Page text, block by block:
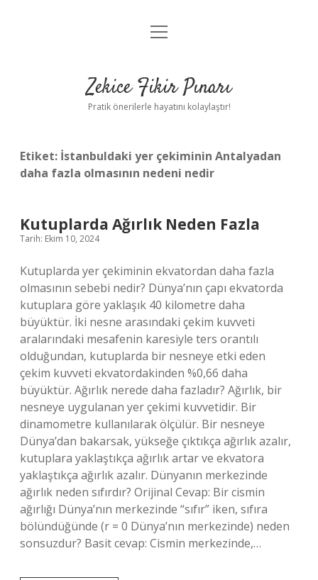
Anasayfa
Yasal Uyarı
menüyü
Zekice Fikir Pınarı
Pratik önerilerle hayatını kolaylaştır!
Etiket: İstanbuldaki yer çekiminin Antalyadan
daha fazla olmasının nedeni nedir
Kutuplarda Ağırlık Neden Fazla
Tarih: Ekim 10, 2024
Kutuplarda yer çekiminin ekvatordan daha fazla
olmasının sebebi nedir? Dünya’nın çapı ekvatorda
kutuplara göre yaklaşık 40 kilometre daha
büyüktür. İki nesne arasındaki çekim kuvveti
aralarındaki mesafenin karesiyle ters orantılı
olduğundan, kutuplarda bir nesneye etki eden
çekim kuvveti ekvatordakinden %0,66 daha
büyüktür. Ağırlık nerede daha fazladır? Ağırlık, bir
nesneye uygulanan yer çekimi kuvvetidir. Bir
dinamometre kullanılarak ölçülür. Bir nesneye
Dünya’dan bakarsak, yükseğe çıktıkça ağırlık azalır,
kutuplara yaklaştıkça ağırlık artar ve ekvatora
yaklaştıkça ağırlık azalır. Dünyanın merkezinde
ağırlık neden sıfırdır? Orijinal Cevap: Bir cismin
ağırlığı Dünya’nın merkezinde “sıfır” iken, sıfıra
bölündüğünde (r = 0 Dünya’nın merkezinde) neden
sonsuzdur? Basit cevap: Cismin merkezinde,…